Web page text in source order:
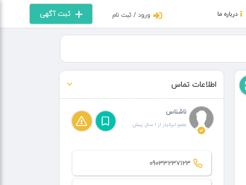
ثبت آگهی ورود / ثبت نام درباره ما
اطلاعات تماس
ناشناس
عضو ایرانیاز از 1 سال پیش
09033237123